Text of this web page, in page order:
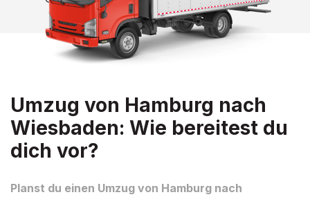
Umzug von Hamburg nach
Wiesbaden: Wie bereitest du
dich vor?
Planst du einen Umzug von Hamburg nach